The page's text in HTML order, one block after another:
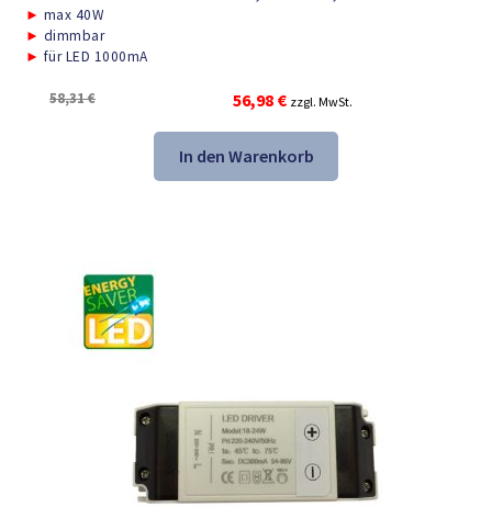
► max 40W
► dimmbar
► für LED 1000mA
58,31€
Ursprünglicher
Preis
war:
58,31 €
56,98 €Aktueller
Preis
ist:
56,98 €.
zzgl. MwSt.
In den Warenkorb